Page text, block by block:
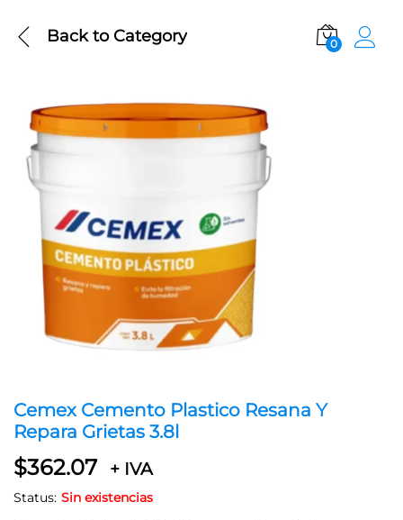
Back toCategory 0
Cemex Cemento Plastico Resana Y
Repara Grietas 3.8l
$362.07 + IVA
Status: Sin existencias